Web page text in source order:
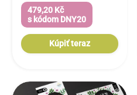
479,20 Kč
s kódom DNY20
Kúpiť teraz